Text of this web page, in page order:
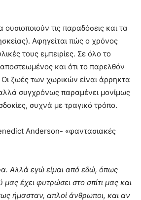
τις παραδόσεις και τα
Αφηγείται πώς ο χρόνος
τους εμπειρίες. Σε όλο το
και ότι το παρελθόν
Οι ζωές των χωρικών είναι άρρηκτα
συγχρόνως παραμένει μονίμως
συχνά με τραγικό τρόπο.
Anderson- «φαντασιακές
Αλλά εγώ είμαι από εδώ, όπως
έχει φυτρώσει στο σπίτι μας και
ήμασταν, απλοί άνθρωποι, και αν